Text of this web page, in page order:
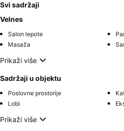
Svi sadržaji
Velnes
Salon lepote
Masaža
Prikaži više
Sadržaji u objektu
Poslovne prostorije
Lobi
Prikaži više